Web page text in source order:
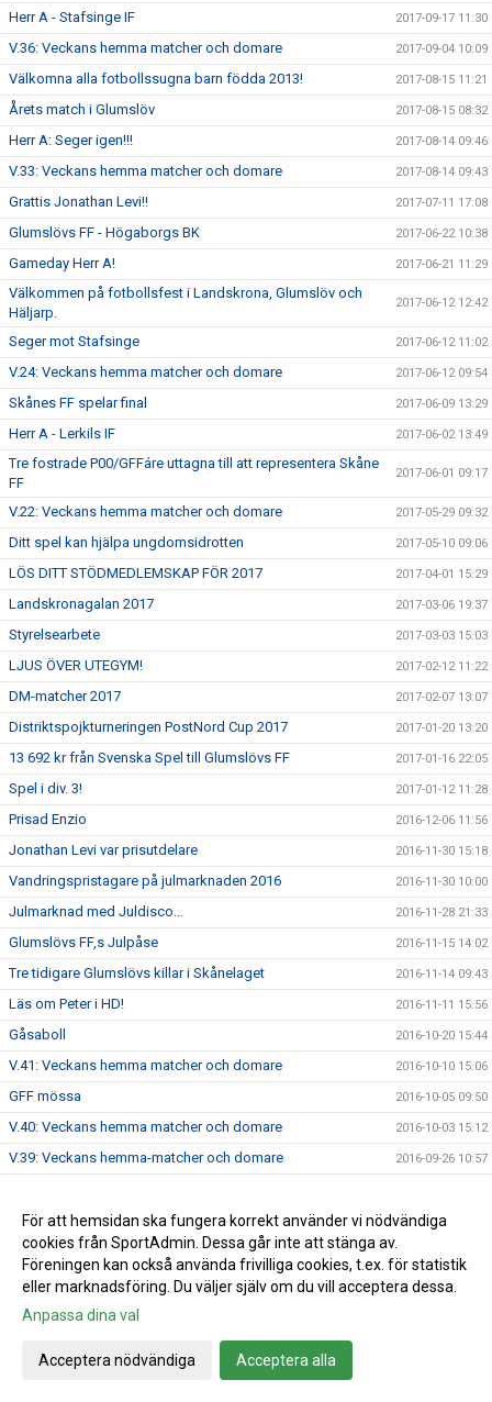
Herr A - Stafsinge IF 2017-09-17 11:30
V.36: Veckans hemma matcher och domare 2017-09-04 10:09
Välkomna alla fotbollssugna barn födda 2013! 2017-08-15 11:21
Årets match i Glumslöv 2017-08-15 08:32
Herr A: Seger igen!!! 2017-08-14 09:46
V.33: Veckans hemma matcher och domare 2017-08-14 09:43
Grattis Jonathan Levi!! 2017-07-11 17:08
Glumslövs FF - Högaborgs BK 2017-06-22 10:38
Gameday Herr A! 2017-06-21 11:29
Välkommen på fotbollsfest i Landskrona, Glumslöv och
Häljarp.
2017-06-12 12:42
Seger mot Stafsinge 2017-06-12 11:02
V.24: Veckans hemma matcher och domare 2017-06-12 09:54
Skånes FF spelar final 2017-06-09 13:29
Herr A - Lerkils IF 2017-06-02 13:49
Tre fostrade P00/GFFáre uttagna till att representera Skåne
FF
2017-06-01 09:17
V.22: Veckans hemma matcher och domare 2017-05-29 09:32
Ditt spel kan hjälpa ungdomsidrotten 2017-05-10 09:06
LÖS DITT STÖDMEDLEMSKAP FÖR 2017 2017-04-01 15:29
Landskronagalan 2017 2017-03-06 19:37
Styrelsearbete 2017-03-03 15:03
LJUS ÖVER UTEGYM! 2017-02-12 11:22
DM-matcher 2017 2017-02-07 13:07
Distriktspojkturneringen PostNord Cup 2017 2017-01-20 13:20
13 692 kr från Svenska Spel till Glumslövs FF 2017-01-16 22:05
Spel i div. 3! 2017-01-12 11:28
Prisad Enzio 2016-12-06 11:56
Jonathan Levi var prisutdelare 2016-11-30 15:18
Vandringspristagare på julmarknaden 2016 2016-11-30 10:00
Julmarknad med Juldisco… 2016-11-28 21:33
Glumslövs FF,s Julpåse 2016-11-15 14:02
Tre tidigare Glumslövs killar i Skånelaget 2016-11-14 09:43
Läs om Peter i HD! 2016-11-11 15:56
Gåsaboll 2016-10-20 15:44
V.41: Veckans hemma matcher och domare 2016-10-10 15:06
GFF mössa 2016-10-05 09:50
V.40: Veckans hemma matcher och domare 2016-10-03 15:12
V.39: Veckans hemma-matcher och domare 2016-09-26 10:57
Info brev augusti 2016 2016-09-14 15:35
Damerna: Äntligen vinst! 2016-09-05 09:59
Gå till Webbversion
För att hemsidan ska fungera korrekt använder vi nödvändiga
cookies från SportAdmin. Dessa går inte att stänga av.
Föreningen kan också använda frivilliga cookies, t.ex. för statistik
eller marknadsföring. Du väljer själv om du vill acceptera dessa.
Anpassa dina val
Acceptera nödvändiga Acceptera alla